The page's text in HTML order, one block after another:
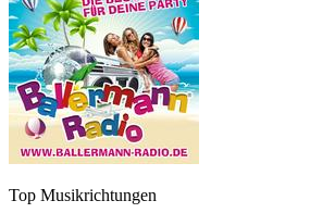
Top Musikrichtungen